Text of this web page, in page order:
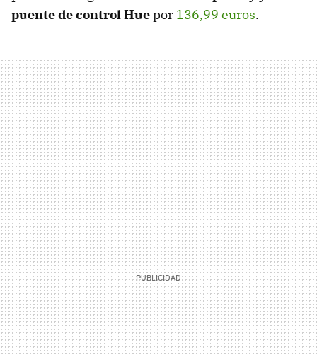
puente de control Huepor 136,99 euros.